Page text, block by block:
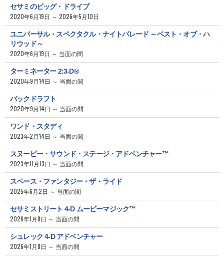
セサミのビッグ・ドライブ
2020年6月19日 ～ 2026年5月10日
ユニバーサル・スペクタクル・ナイトパレード ～ベスト・オブ・ハ
リウッド～
2020年6月19日 ～ 当面の間
ターミネーター 2:3-D®
2020年9月14日 ～ 当面の間
バックドラフト
2020年9月14日 ～ 当面の間
ワンド・スタディ
2023年2月14日 ～ 当面の間
スヌーピー・サウンド・ステージ・アドベンチャー™
2023年11月13日 ～ 当面の間
スペース・ファンタジー・ザ・ライド
2025年6月2日 ～ 当面の間
セサミストリート 4-D ムービーマジック™
2026年1月8日 ～ 当面の間
シュレック 4-D アドベンチャー
2026年1月8日 ～ 当面の間